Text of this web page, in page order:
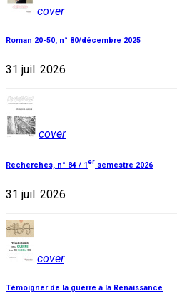
cover
Roman 20-50, n° 80/décembre 2025
31 juil. 2026
cover
Recherches, n° 84 / 1er semestre 2026
31 juil. 2026
cover
Témoigner de la guerre à la Renaissance